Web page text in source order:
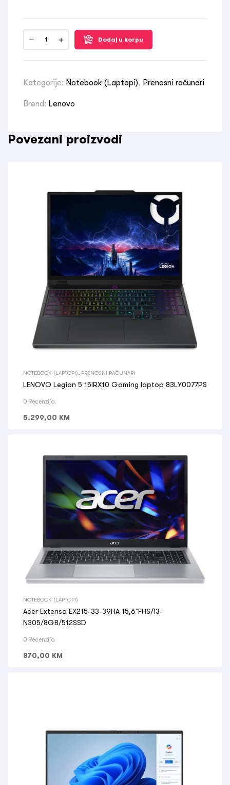
Dodaj u korpu
Kategorije: Notebook (Laptopi), Prenosni računari
Brend: Lenovo
Povezani proizvodi
NOTEBOOK (LAPTOPI) PRENOSNI RAČUNARI
LENOVO Legion 5 15IRX10 Gaming laptop 83LY0077PS
0 Recenzija
5.299,00 KM
NOTEBOOK (LAPTOPI)
Acer Extensa EX215-33-39HA 15,6”FHS/i3-
N305/8GB/512SSD
0 Recenzija
870,00 KM